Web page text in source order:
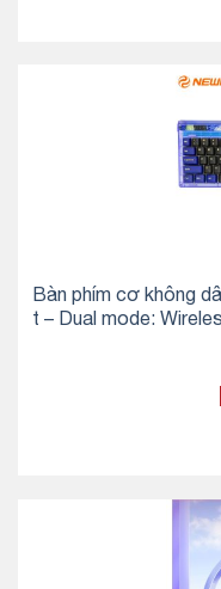
Bàn phím cơ không
t – Dual mode: